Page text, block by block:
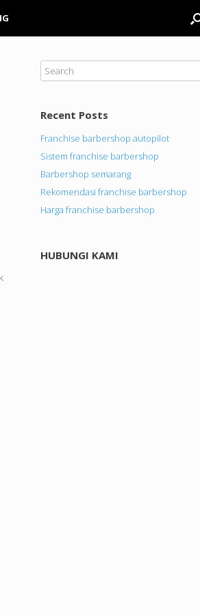
Recent Posts
Franchise barbershop autopilot
Sistem franchise barbershop
Barbershop semarang
Rekomendasi franchise barbershop
Harga franchise barbershop
HUBUNGI KAMI